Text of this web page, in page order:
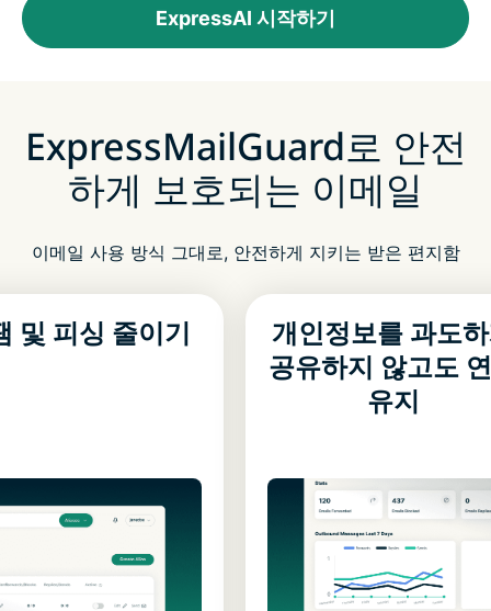
ExpressAI 시작하기
ExpressMailGuard로 안전
하게 보호되는 이메일
이메일 사용 방식 그대로, 안전하게 지키는 받은 편지함
및 피싱 줄이기
개인정보를 과도
공유하지 않고도
유지